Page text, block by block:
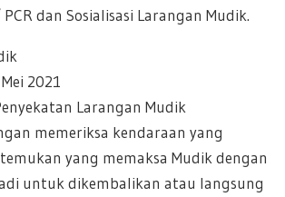
dan Sosialisasi Larangan Mudik.
2021
Larangan Mudik
memeriksa kendaraan yang
yang memaksa Mudik dengan
untuk dikembalikan atau langsung